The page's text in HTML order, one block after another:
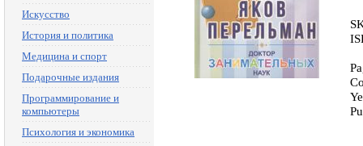
Искусство
История и политика
Медицина и спорт
Подарочные издания
Программирование и
компьютеры
Психология и экономика